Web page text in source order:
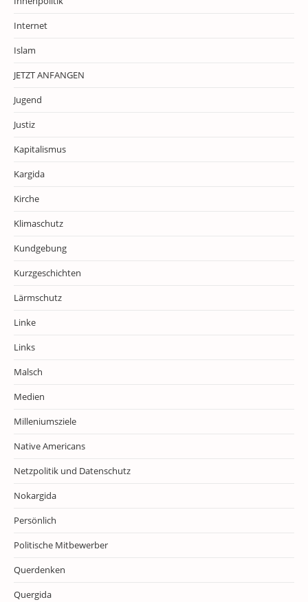
Internet
Islam
JETZT ANFANGEN
Jugend
Justiz
Kapitalismus
Kargida
Kirche
Klimaschutz
Kundgebung
Kurzgeschichten
Lärmschutz
Linke
Links
Malsch
Medien
Milleniumsziele
Native Americans
Netzpolitik und Datenschutz
Nokargida
Persönlich
Politische Mitbewerber
Querdenken
Quergida